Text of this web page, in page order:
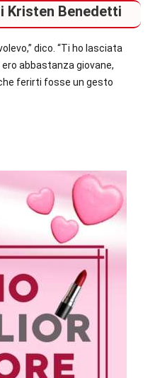
Kristen Benedetti
dico. “Ti ho lasciata
abbastanza giovane,
ferirti fosse un gesto